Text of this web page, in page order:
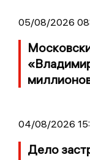
05/08/2026
04/08/2026
Дело